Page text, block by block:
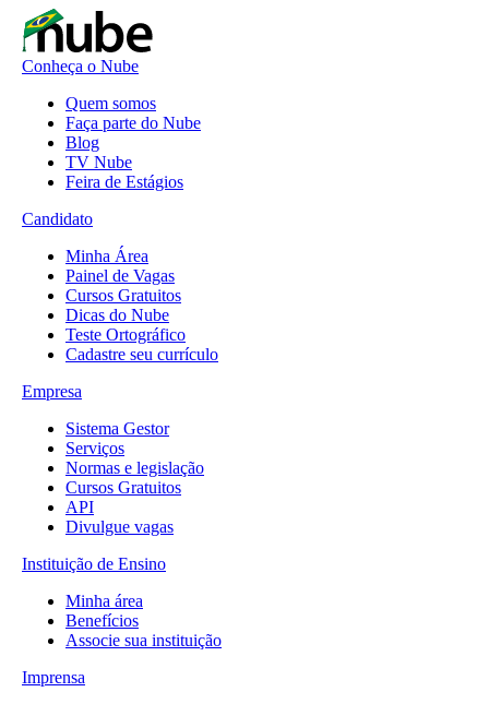
Conheça o Nube
Quem somos
Faça parte do Nube
Blog
TV Nube
Feira de Estágios
Candidato
Minha Área
Painel de Vagas
Cursos Gratuitos
Dicas do Nube
Teste Ortográfico
Cadastre seu currículo
Empresa
Sistema Gestor
Serviços
Normas e legislação
Cursos Gratuitos
API
Divulgue vagas
Instituição de Ensino
Minha área
Benefícios
Associe sua instituição
Imprensa